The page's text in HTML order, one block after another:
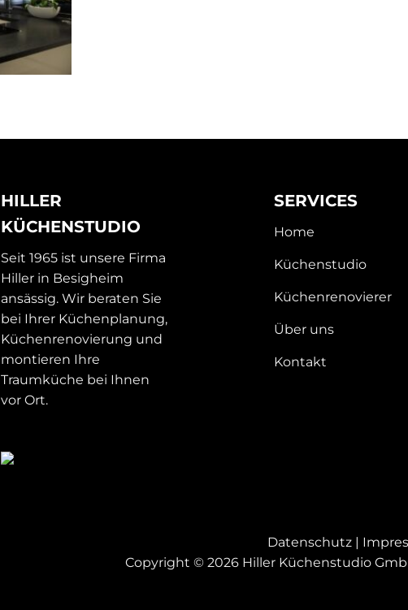
HILLER
KÜCHENSTUDIO
Seit 1965 ist unsere Firma
Hiller in Besigheim
ansässig. Wir beraten Sie
bei Ihrer Küchenplanung,
Küchenrenovierung und
montieren Ihre
Traumküche bei Ihnen
vor Ort.
SERVICES
Home
Küchenstudio
Küchenrenovierer
Über uns
Kontakt
Datenschutz |
Copyright © 2026 Hiller Küchenstudio